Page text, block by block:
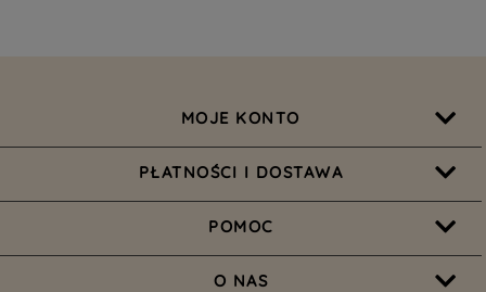
MOJE KONTO
PŁATNOŚCI I DOSTAWA
POMOC
O NAS